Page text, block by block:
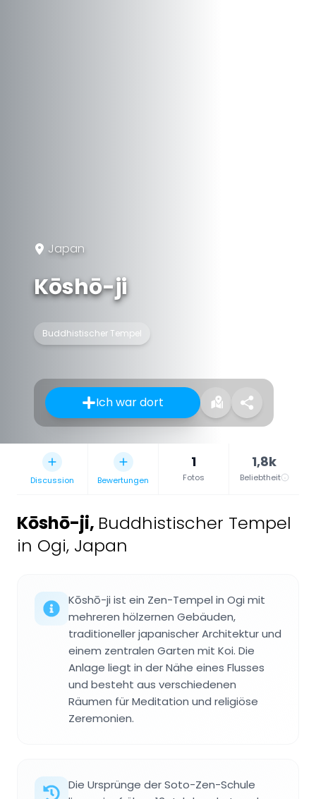
Japan
Kōshō-ji
Buddhistischer Tempel
Ich war dort
Discussion Bewertungen
1
Fotos
1,8k
Beliebtheit
Kōshō-ji, Buddhistischer Tempel
in Ogi, Japan
Kōshō-ji ist ein Zen-Tempel in Ogi mit
mehreren hölzernen Gebäuden,
traditioneller japanischer Architektur und
einem zentralen Garten mit Koi. Die
Anlage liegt in der Nähe eines Flusses
und besteht aus verschiedenen
Räumen für Meditation und religiöse
Zeremonien.
Die Ursprünge der Soto-Zen-Schule